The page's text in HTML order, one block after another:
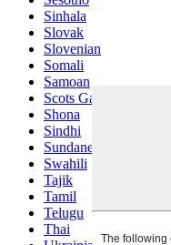
Sinhala
Slovak
Slovenian
Somali
Samoan
Scots Gaelic
Shona
Sindhi
Sundanese
Swahili
Tajik
Tamil
Telugu
Thai